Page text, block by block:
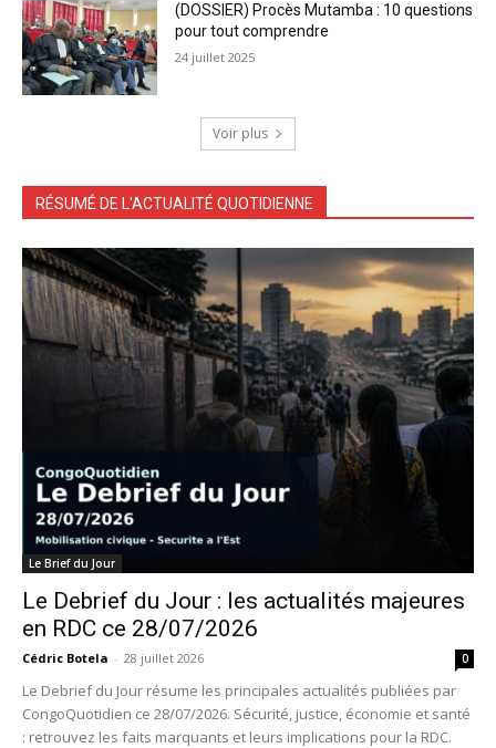
(DOSSIER) Procès Mutamba : 10 questions
pour tout comprendre
24 juillet 2025
Voir plus
RÉSUMÉ DE L'ACTUALITÉ QUOTIDIENNE
Le Brief du Jour
Le Debrief du Jour : les actualités majeures
en RDC ce 28/07/2026
Cédric Botela - 28 juillet 2026 0
Le Debrief du Jour résume les principales actualités publiées par
CongoQuotidien ce 28/07/2026. Sécurité, justice, économie et santé
: retrouvez les faits marquants et leurs implications pour la RDC.